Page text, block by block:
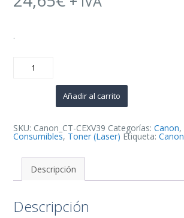
.
CEXV39
Reemplaza
4792B002
Añadir al carrito
SKU: Canon_CT-CEXV39 Categorías:Canon,
Consumibles, Toner (Laser) Etiqueta:Canon
Descripción
Descripción